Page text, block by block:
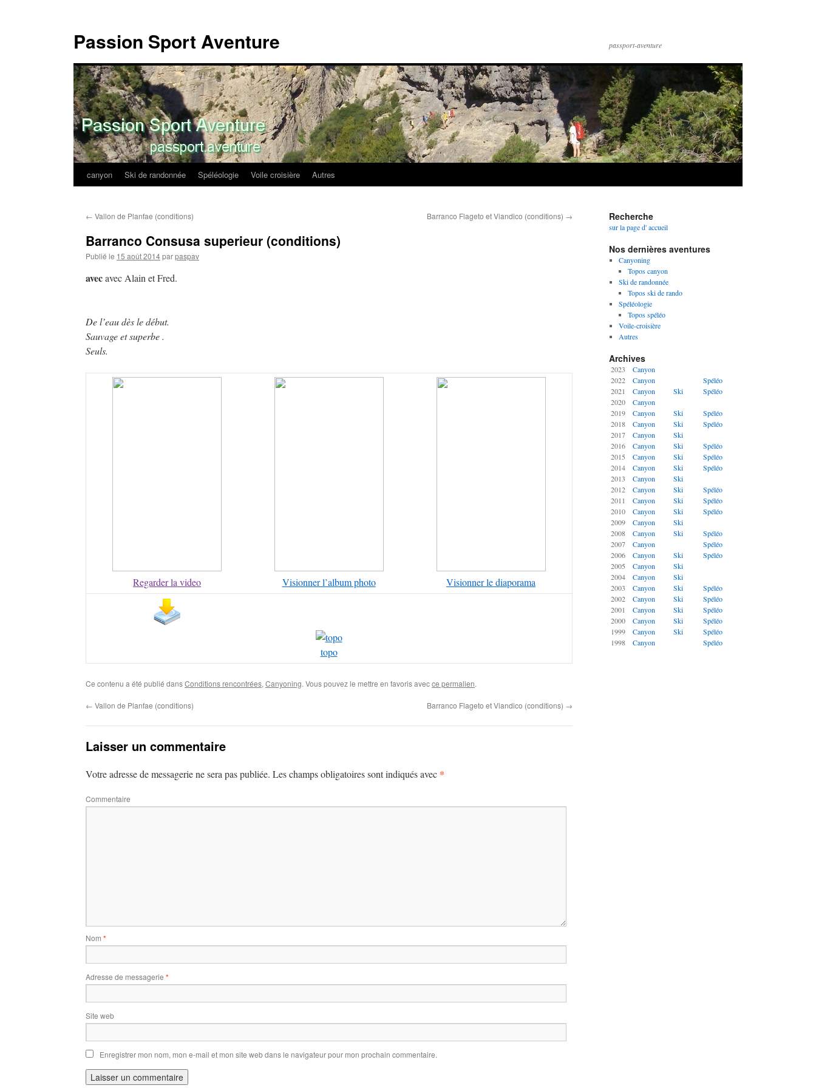
Passion Sport Aventure passport-aventure
Aller
contenu
canyon Ski de randonnée Spéléologie Voile croisière Autres
← Vallon de Planfae (conditions) Barranco Flageto et Viandico (conditions) →
Barranco Consusa superieur (conditions)
Publié le 15 août 2014parpaspav
avecavec Alain et Fred.
De l’eau dès le début.
Sauvage et superbe .
Seuls.
Regarder la video Visionner l’album photo Visionner le diaporama
topo
Ce contenu a été publié dansConditions rencontrées, Canyoning. Vous pouvez le mettre en favoris avecce permalien.
← Vallon de Planfae (conditions) Barranco Flageto et Viandico (conditions) →
Laisser un commentaire
Votre adresse de messagerie ne sera pas publiée. Les champs obligatoires sont indiqués avec *
Commentaire
Nom *
Adresse de messagerie *
Site web
Enregistrer mon nom, mon e-mail et mon site web dans le navigateur pour mon prochain commentaire.
Recherche
sur la page d' accueil
Nos dernières aventures
Canyoning
Topos canyon
Ski de randonnée
Topos ski de rando
Spéléologie
Topos spéléo
Voile-croisière
Autres
Archives
2023
Canyon
2022
Canyon
Spéléo
2021
Canyon Ski
Spéléo
2020
Canyon
2019
Canyon Ski
Spéléo
2018
Canyon Ski
Spéléo
2017
Canyon
Ski
2016
Canyon Ski
Spéléo
2015
Canyon Ski
Spéléo
2014
Canyon Ski
Spéléo
2013
Canyon
Ski
2012
Canyon Ski
Spéléo
2011
Canyon Ski
Spéléo
2010
Canyon Ski
Spéléo
2009
Canyon
Ski
2008
Canyon Ski
Spéléo
2007
Canyon
Spéléo
2006
Canyon Ski
Spéléo
2005
Canyon
Ski
2004
Canyon
Ski
2003
Canyon Ski
Spéléo
2002
Canyon Ski
Spéléo
2001
Canyon Ski
Spéléo
2000
Canyon Ski
Spéléo
1999
Canyon Ski
Spéléo
1998
Canyon Spéléo